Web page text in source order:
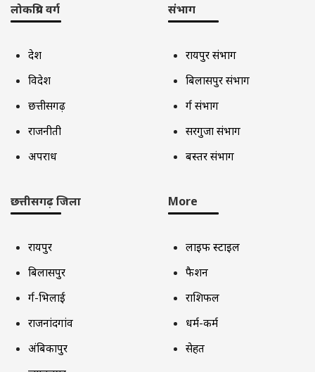
लोकप्रिय वर्ग
देश
विदेश
छत्तीसगढ़
राजनीती
अपराध
संभाग
रायपुर संभाग
बिलासपुर संभाग
दुर्ग संभाग
सरगुजा संभाग
बस्तर संभाग
छत्तीसगढ़ जिला
रायपुर
बिलासपुर
दुर्ग-भिलाई
राजनांदगांव
अंबिकापुर
More
लाइफ स्टाइल
फैशन
राशिफल
धर्म-कर्म
सेहत